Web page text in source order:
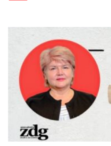
Анонимный источник
Имя + Моё имя
Электронная почта
+ Мой email
Телефон
+ Личный телефон